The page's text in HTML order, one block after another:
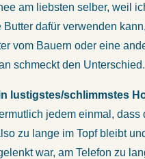
am liebsten selber, weil
Butter dafür verwenden
vom Bauern oder eine
schmeckt den Unterschied.
lustigstes/schlimmstes
jedem einmal, dass
zu lange im Topf bleibt
war, am Telefon zu